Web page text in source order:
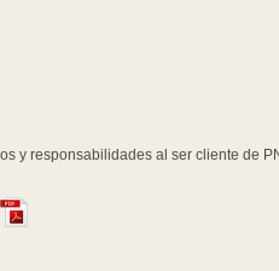
y responsabilidades al ser cliente de